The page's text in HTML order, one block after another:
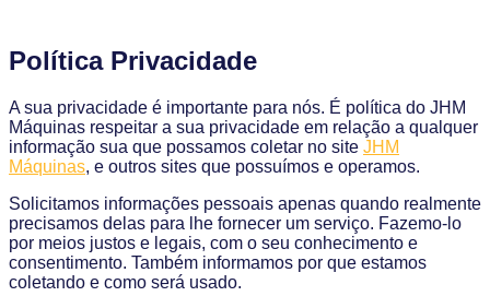
Política Privacidade
A sua privacidade é importante para nós. É política do JHM
Máquinas respeitar a sua privacidade em relação a qualquer
informação sua que possamos coletar no site JHM
Máquinas, e outros sites que possuímos e operamos.
Solicitamos informações pessoais apenas quando realmente
precisamos delas para lhe fornecer um serviço. Fazemo-lo
por meios justos e legais, com o seu conhecimento e
consentimento. Também informamos por que estamos
coletando e como será usado.